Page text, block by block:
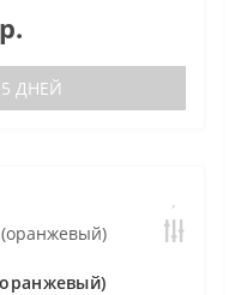
ДНЕЙ